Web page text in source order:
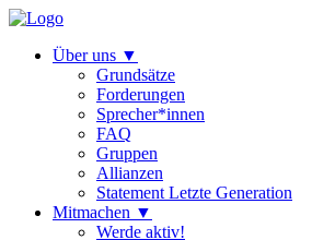
Über uns ▼
Grundsätze
Forderungen
Sprecher*innen
FAQ
Gruppen
Allianzen
Statement Letzte Generation
Mitmachen ▼
Werde aktiv!